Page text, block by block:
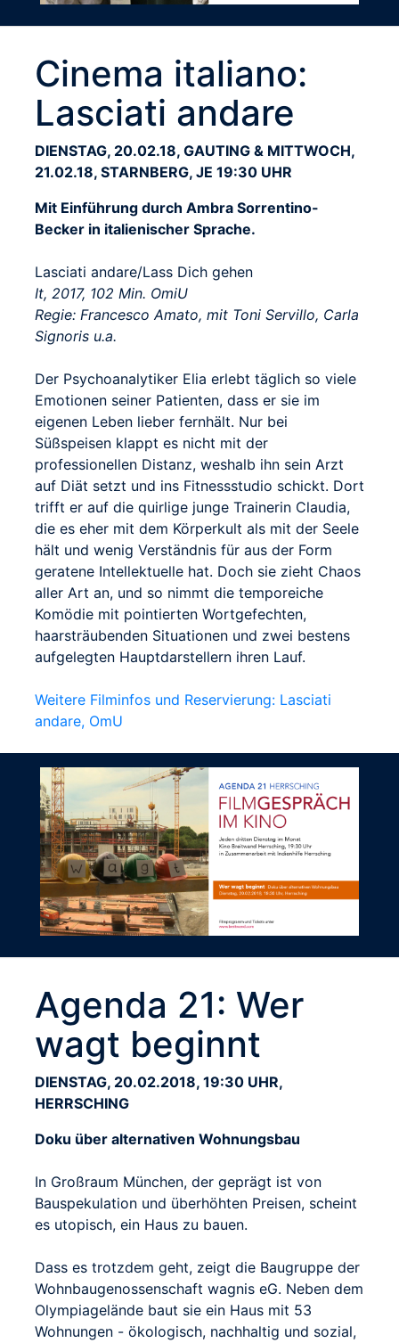
Cinema italiano:
Lasciati andare
DIENSTAG, 20.02.18, GAUTING & MITTWOCH,
21.02.18, STARNBERG, JE 19:30 UHR
Mit Einführung durch Ambra Sorrentino-
Becker in italienischer Sprache.
Lasciati andare/Lass Dich gehen
It, 2017, 102 Min. OmiU
Regie: Francesco Amato, mit Toni Servillo, Carla
Signoris u.a.
Der Psychoanalytiker Elia erlebt täglich so viele
Emotionen seiner Patienten, dass er sie im
eigenen Leben lieber fernhält. Nur bei
Süßspeisen klappt es nicht mit der
professionellen Distanz, weshalb ihn sein Arzt
auf Diät setzt und ins Fitnessstudio schickt. Dort
trifft er auf die quirlige junge Trainerin Claudia,
die es eher mit dem Körperkult als mit der Seele
hält und wenig Verständnis für aus der Form
geratene Intellektuelle hat. Doch sie zieht Chaos
aller Art an, und so nimmt die temporeiche
Komödie mit pointierten Wortgefechten,
haarsträubenden Situationen und zwei bestens
aufgelegten Hauptdarstellern ihren Lauf.
Weitere Filminfos und Reservierung: Lasciati
andare, OmU
Agenda 21: Wer
wagt beginnt
DIENSTAG, 20.02.2018, 19:30 UHR,
HERRSCHING
Doku über alternativen Wohnungsbau
In Großraum München, der geprägt ist von
Bauspekulation und überhöhten Preisen, scheint
es utopisch, ein Haus zu bauen.
Dass es trotzdem geht, zeigt die Baugruppe der
Wohnbaugenossenschaft wagnis eG. Neben dem
Olympiagelände baut sie ein Haus mit 53
Wohnungen - ökologisch, nachhaltig und sozial,